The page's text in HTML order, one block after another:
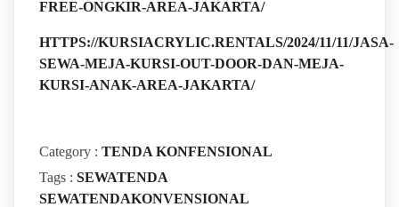
FREE-ONGKIR-AREA-JAKARTA/
HTTPS://KURSIACRYLIC.RENTALS/2024/11/11/JASA-
SEWA-MEJA-KURSI-OUT-DOOR-DAN-MEJA-
KURSI-ANAK-AREA-JAKARTA/
Category : TENDA KONFENSIONAL
Tags : SEWATENDA
SEWATENDAKONVENSIONAL